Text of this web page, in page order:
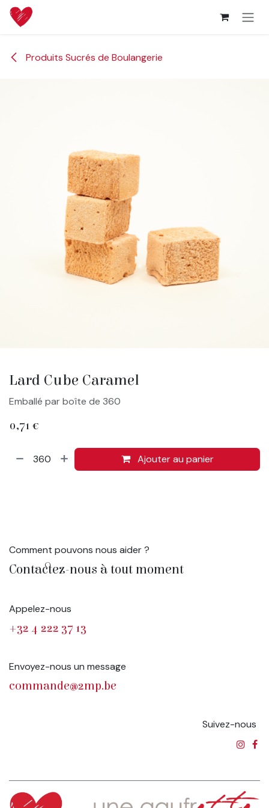
Se rendre au contenu
Produits Sucrés de Boulangerie
Lard Cube Caramel
Emballé par boîte de 360
0,71 €
Ajouter au panier
Comment pouvons nous aider ?
Contactez-nous à tout moment
Appelez-nous
+32 4 222 37 13
Envoyez-nous un message
commande@2mp.be
Suivez-nous